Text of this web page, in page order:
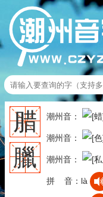
腊
臘
潮州音：
潮州音：
潮州音：
拼 音：là